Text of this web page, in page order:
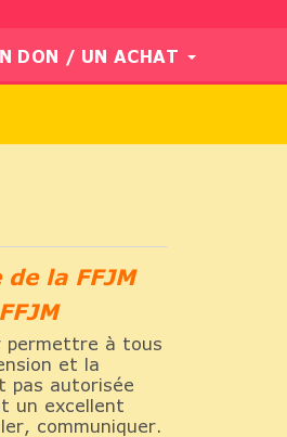
DON / UN ACHAT
la FFJM
permettre à tous
et la
pas autorisée
un excellent
communiquer.